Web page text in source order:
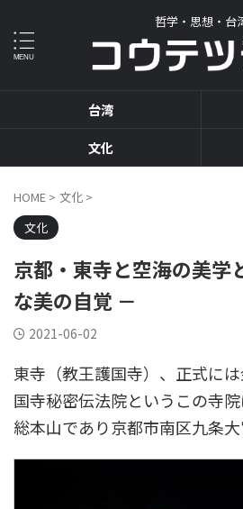
哲学・思想・台
台湾
文化
HOME > 文化 >
文化
京都・東寺と空海の美学
な美の自覚 －
2021-06-02
東寺（教王護国寺）、正式に
国寺秘密伝法院というこの寺
総本山であり京都市南区九条大